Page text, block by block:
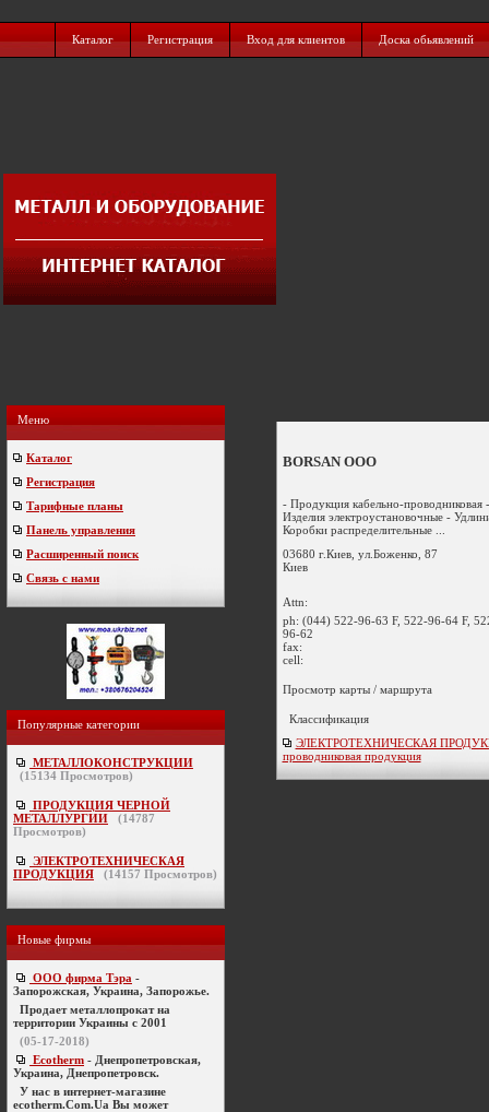
Каталог Регистрация Вход для клиентов Доска обьявлений
Меню
Каталог
Регистрация
Тарифные планы
Панель управления
Расширенный поиск
Связь с нами
Популярные категории
МЕТАЛЛОКОНСТРУКЦИИ
(15134 Просмотров)
ПРОДУКЦИЯ ЧЕРНОЙ
МЕТАЛЛУРГИИ
(14787
Просмотров)
ЭЛЕКТРОТЕХНИЧЕСКАЯ
ПРОДУКЦИЯ
(14157 Просмотров)
Новые фирмы
ООО фирма Тэра -
Запорожская, Украина, Запорожье.
Продает металлопрокат на
территории Украины с 2001
(05-17-2018)
Ecotherm - Днепропетровская,
Украина, Днепропетровск.
У нас в интернет-магазине
ecotherm.Com.Ua Вы может
BORSAN ООО
- Продукция кабельно-проводниковая
Изделия электроустановочные -
Коробки распределительные ...
03680 г.Киев, ул.Боженко, 87
Киев
Attn:
ph: (044) 522-96-63 F, 522-96-64 F,
96-62
fax:
cell:
Просмотр карты / маршрута
Классификация
ЭЛЕКТРОТЕХНИЧЕСКАЯ
проводниковая продукция